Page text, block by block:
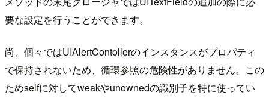
要な設定を行うことができます。
尚、個々ではUIAlertContollerのインスタンスがプロパティ
で保持されないため、循環参照の危険性がありません。この
ためselfに対してweakやunownedの識別子を特に使ってい